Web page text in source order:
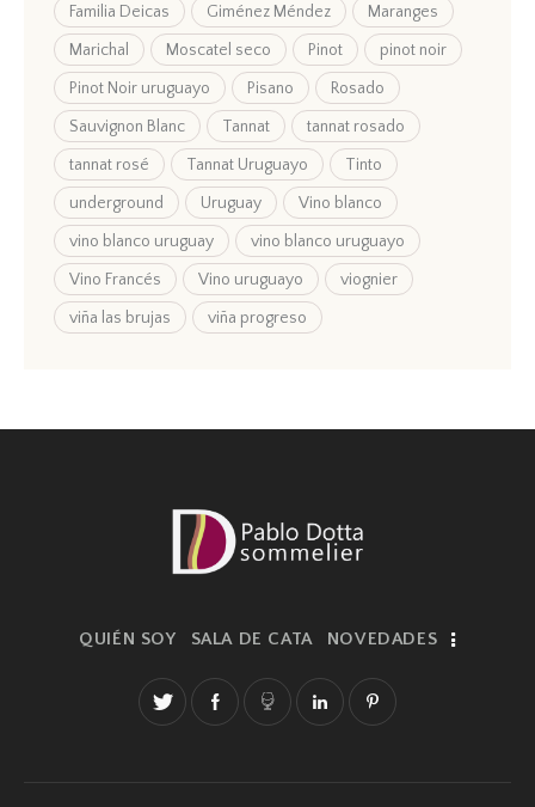
Familia Deicas
Giménez Méndez
Maranges
Marichal
Moscatel seco Pinot
pinot noir
Pinot Noir uruguayo
Pisano
Rosado
Sauvignon Blanc
Tannat
tannat rosado
tannat rosé
Tannat Uruguayo
Tinto
underground
Uruguay
Vino blanco
vino blanco uruguay
vino blanco uruguayo
Vino Francés
Vino uruguayo
viognier
viña las brujas
viña progreso
QUIÉN SOY SALA DE CATA NOVEDADES